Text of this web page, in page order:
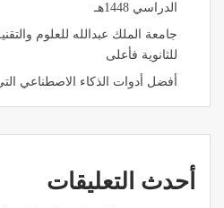
الدراسي 1448هـ
جامعة الملك عبدالله للعلوم
للثانوية فأعلى
أفضل أدوات الذكاء الاصطناعي
أحدث التعليقات